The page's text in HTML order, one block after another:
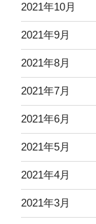
2021年10月
2021年9月
2021年8月
2021年7月
2021年6月
2021年5月
2021年4月
2021年3月